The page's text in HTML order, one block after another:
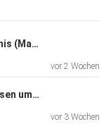
18 kg weniger - Sibylles Geheimnis (Mama wollte wieder fit für ihr Kind sein)
vor 2 Wochen
So lernst du mit schlechten Phasen umzugehen (Musterbrechen)
vor 3 Wochen